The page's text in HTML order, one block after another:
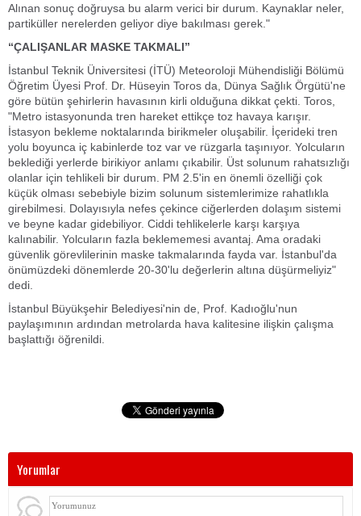
Alınan sonuç doğruysa bu alarm verici bir durum. Kaynaklar neler,
partiküller nerelerden geliyor diye bakılması gerek."
“ÇALIŞANLAR MASKE TAKMALI”
İstanbul Teknik Üniversitesi (İTÜ) Meteoroloji Mühendisliği Bölümü
Öğretim Üyesi Prof. Dr. Hüseyin Toros da, Dünya Sağlık Örgütü'ne
göre bütün şehirlerin havasının kirli olduğuna dikkat çekti. Toros,
"Metro istasyonunda tren hareket ettikçe toz havaya karışır.
İstasyon bekleme noktalarında birikmeler oluşabilir. İçerideki tren
yolu boyunca iç kabinlerde toz var ve rüzgarla taşınıyor. Yolcuların
beklediği yerlerde birikiyor anlamı çıkabilir. Üst solunum rahatsızlığı
olanlar için tehlikeli bir durum. PM 2.5'in en önemli özelliği çok
küçük olması sebebiyle bizim solunum sistemlerimize rahatlıkla
girebilmesi. Dolayısıyla nefes çekince ciğerlerden dolaşım sistemi
ve beyne kadar gidebiliyor. Ciddi tehlikelerle karşı karşıya
kalınabilir. Yolcuların fazla beklememesi avantaj. Ama oradaki
güvenlik görevlilerinin maske takmalarında fayda var. İstanbul'da
önümüzdeki dönemlerde 20-30'lu değerlerin altına düşürmeliyiz"
dedi.
İstanbul Büyükşehir Belediyesi'nin de, Prof. Kadıoğlu'nun
paylaşımının ardından metrolarda hava kalitesine ilişkin çalışma
başlattığı öğrenildi.
Yorumlar